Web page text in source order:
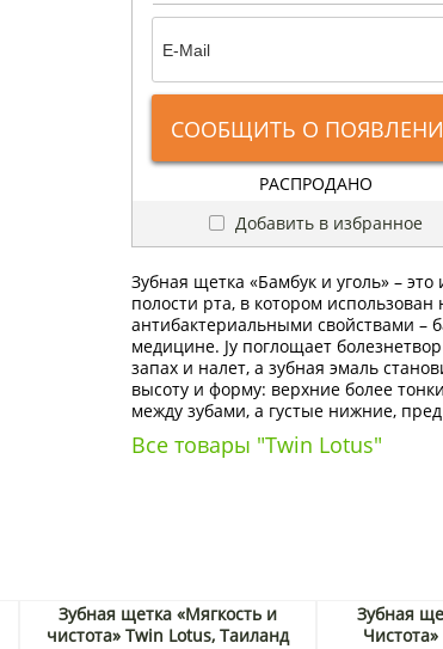
СООБЩИТЬ О
РАСПРОДАНО
Добавить в избранное
Зубная щетка «Бамбук и уголь» –
полости рта, в котором
антибактериальными свойствами –
медицине. Jy поглощает
запах и налет, а зубная эмаль
высоту и форму: верхние более
между зубами, а густые нижние,
Все товары "Twin Lotus"
Зубная щетка «Мягкость и
чистота» Twin Lotus, Таиланд
Зубная